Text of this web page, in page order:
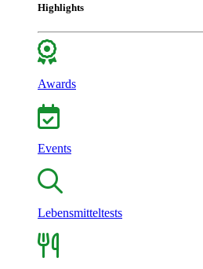
Highlights
Awards
Events
Lebensmitteltests